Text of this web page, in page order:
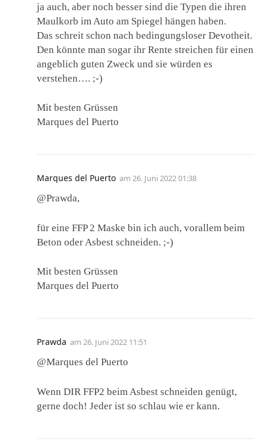
ja auch, aber noch besser sind die Typen die ihren
Maulkorb im Auto am Spiegel hängen haben.
Das schreit schon nach bedingungsloser Devotheit.
Den könnte man sogar ihr Rente streichen für einen
angeblich guten Zweck und sie würden es
verstehen…. ;-)
Mit besten Grüssen
Marques del Puerto
Marques del Puerto am 26. Juni 2022 01:38
@Prawda,
für eine FFP 2 Maske bin ich auch, vorallem beim
Beton oder Asbest schneiden. ;-)
Mit besten Grüssen
Marques del Puerto
Prawda am 26. Juni 2022 11:51
@Marques del Puerto
Wenn DIR FFP2 beim Asbest schneiden genügt,
gerne doch! Jeder ist so schlau wie er kann.